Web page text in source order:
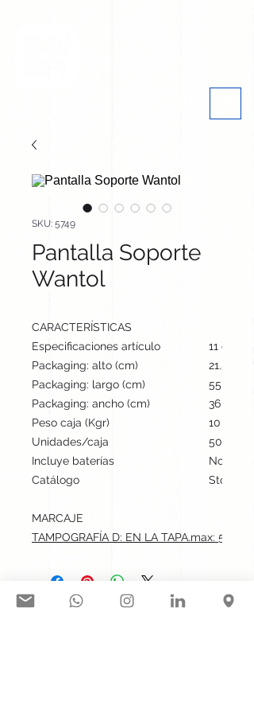
SKU: 5749
Pantalla Soporte
Wantol
CARACTERÍSTICAS
Especificaciones artículo
11 cm /
Packaging: alto (cm)
21.5
Packaging: largo (cm)
55
Packaging: ancho (cm)
36
Peso caja (Kgr)
10
Unidades/caja
50
Incluye baterías
No
Catálogo
Stock
MARCAJE
TAMPOGRAFÍA D: EN LA TAPA.max: 5x1.5